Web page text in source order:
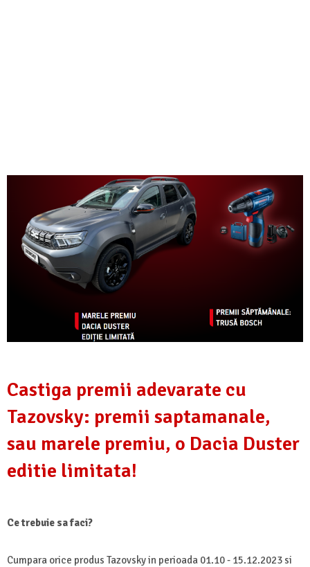
Castiga premii adevarate cu
Tazovsky: premii saptamanale,
sau marele premiu, o Dacia Duster
editie limitata!
Ce trebuie sa faci?
Cumpara orice produs Tazovsky in perioada 01.10 - 15.12.2023 si